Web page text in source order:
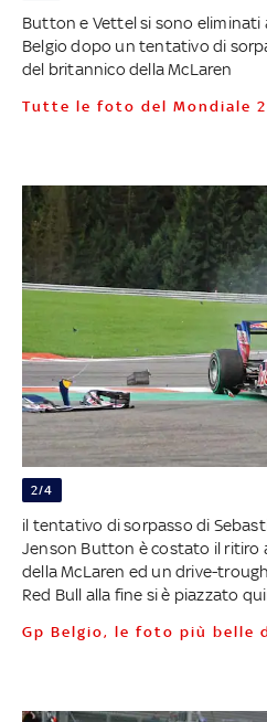
Button e Vettel si sono eliminati
Belgio dopo un tentativo di
del britannico della McLaren
Tutte le foto del Mondiale
2/4
il tentativo di sorpasso di
Jenson Button è costato il ritiro
della McLaren ed un drive-
Red Bull alla fine si è piazzato
Gp Belgio, le foto più belle